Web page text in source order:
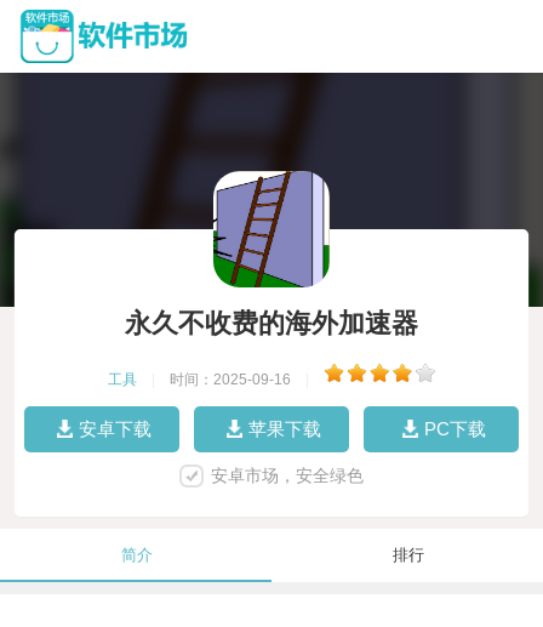
永久不收费的海外加速器
工具 时间：2025-09-16
安卓下载 苹果下载 PC下载
安卓市场，安全绿色
简介 排行